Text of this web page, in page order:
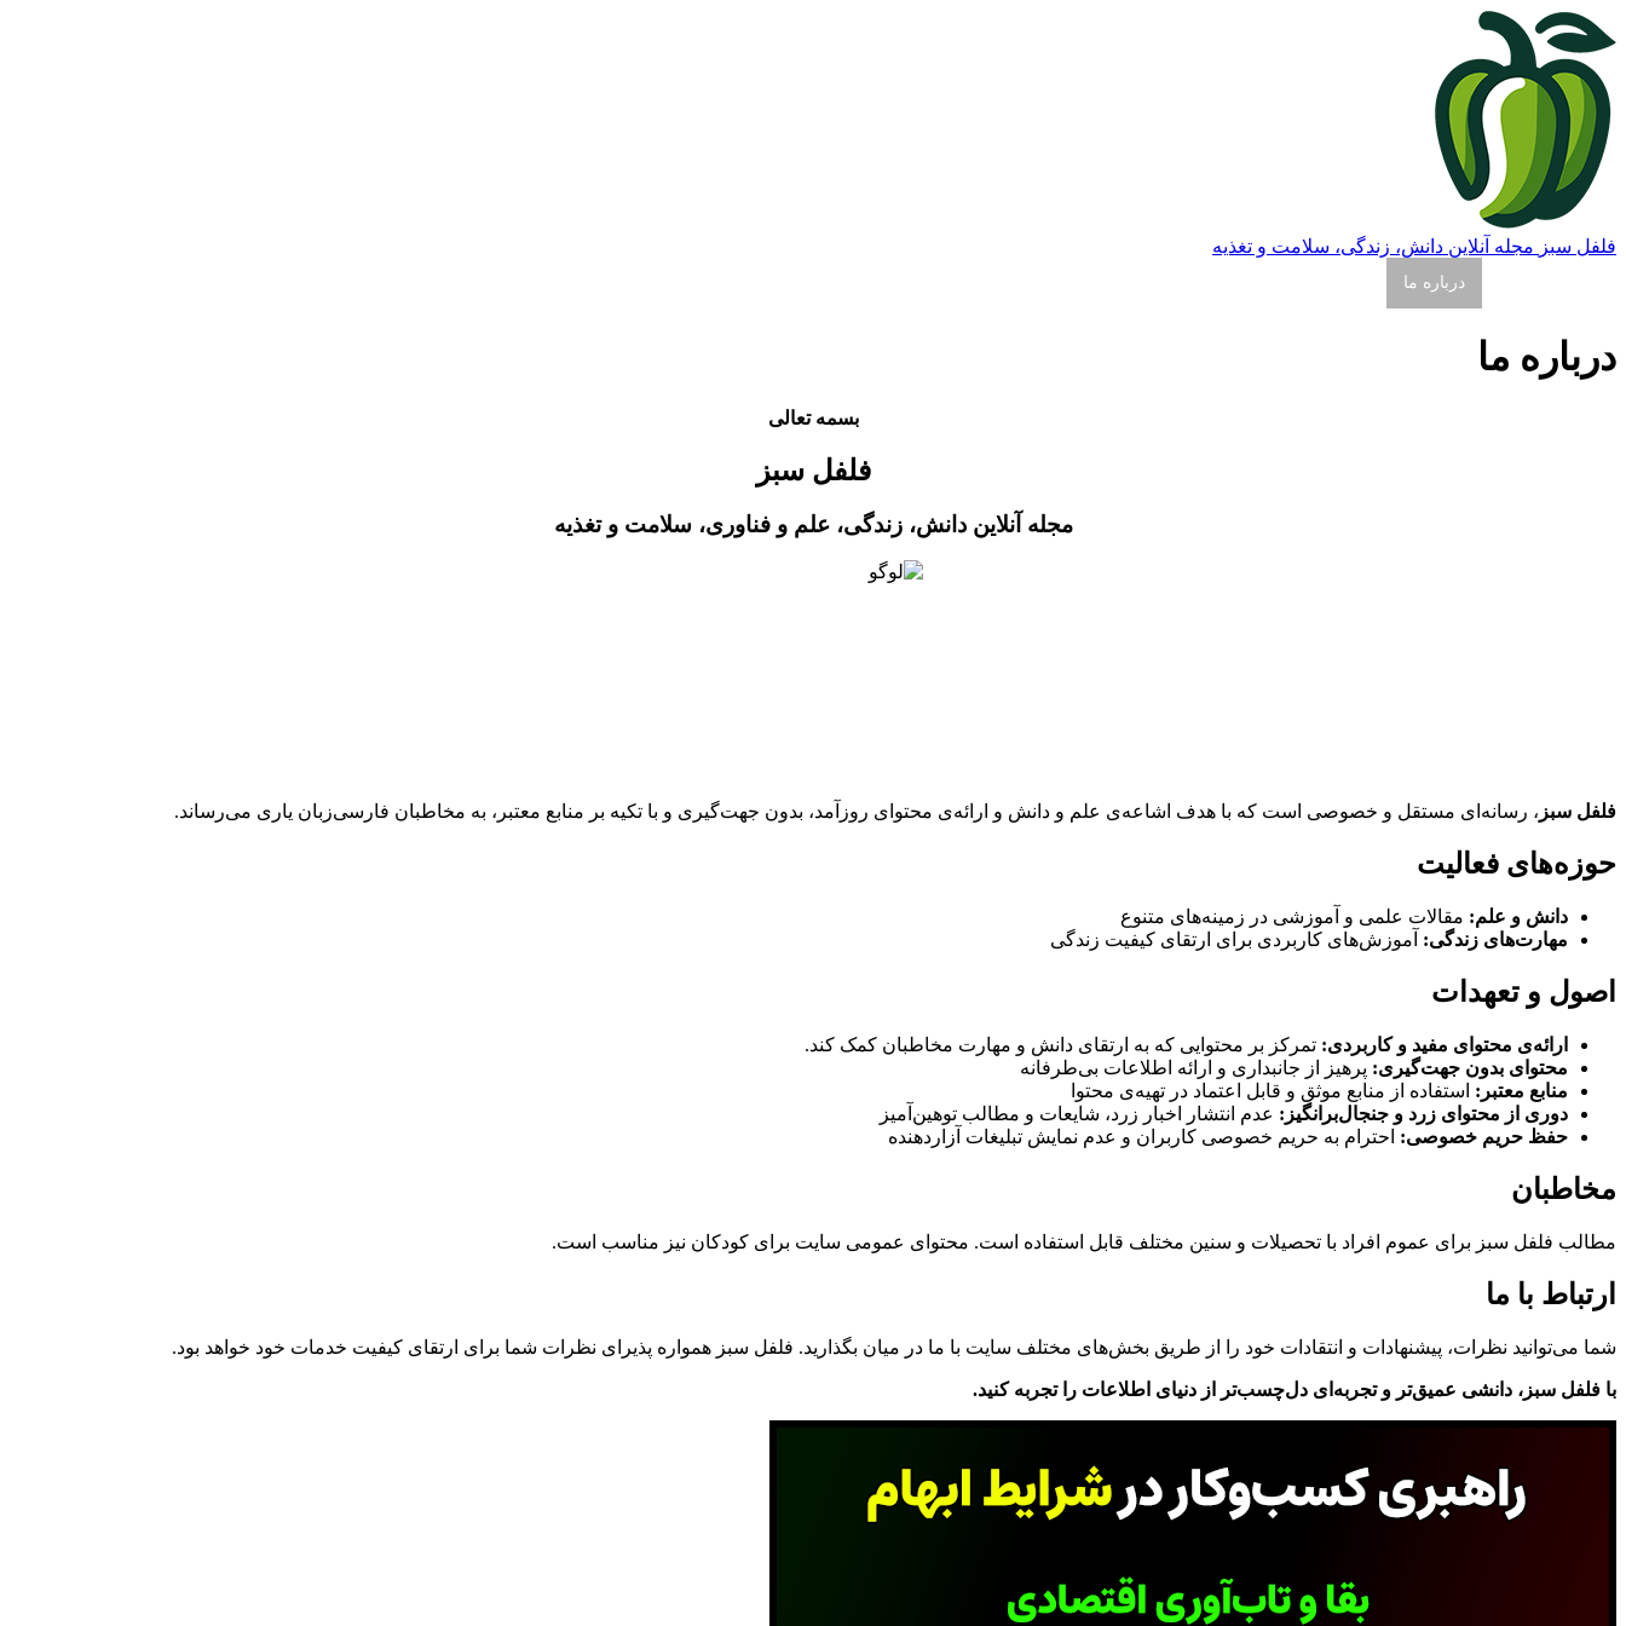
فلفل سبز مجله آنلاین دانش، زندگی، سلامت و تغذیه
درباره ما
درباره ما
بسمه تعالی
فلفل سبز
مجله آنلاین دانش، زندگی، علم و فناوری، سلامت و تغذیه
فلفل سبز ، رسانه‌ای مستقل و خصوصی است که با هدف اشاعه‌ی علم و دانش و ارائه‌ی محتوای روزآمد، بدون جهت‌گیری و با تکیه بر منابع معتبر، به مخاطبان فارسی‌زبان یاری می‌رساند.
حوزه‌های فعالیت
دانش و علم: مقالات علمی و آموزشی در زمینه‌های متنوع
مهارت‌های زندگی: آموزش‌های کاربردی برای ارتقای کیفیت زندگی
اصول و تعهدات
ارائه‌ی محتوای مفید و کاربردی: تمرکز بر محتوایی که به ارتقای دانش و مهارت مخاطبان کمک کند.
محتوای بدون جهت‌گیری: پرهیز از جانبداری و ارائه اطلاعات بی‌طرفانه
منابع معتبر: استفاده از منابع موثق و قابل اعتماد در تهیه‌ی محتوا
دوری از محتوای زرد و جنجال‌برانگیز: عدم انتشار اخبار زرد، شایعات و مطالب توهین‌آمیز
حفظ حریم خصوصی: احترام به حریم خصوصی کاربران و عدم نمایش تبلیغات آزاردهنده
مخاطبان
مطالب فلفل سبز برای عموم افراد با تحصیلات و سنین مختلف قابل استفاده است. محتوای عمومی سایت برای کودکان نیز مناسب است.
ارتباط با ما
شما می‌توانید نظرات، پیشنهادات و انتقادات خود را از طریق بخش‌های مختلف سایت با ما در میان بگذارید. فلفل سبز همواره پذیرای نظرات شما برای ارتقای کیفیت خدمات خود خواهد بود.
با فلفل سبز، دانشی عمیق‌تر و تجربه‌ای دل‌چسب‌تر از دنیای اطلاعات را تجربه کنید.